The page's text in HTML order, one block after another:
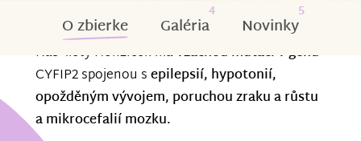
O zbierke Galéria
4
Novinky
5
Náš 4letý Honzíček má vzácnou mutaci v genu
CYFIP2 spojenou sepilepsií, hypotonií,
opožděným vývojem, poruchou zraku a růstu
a mikrocefalií mozku.